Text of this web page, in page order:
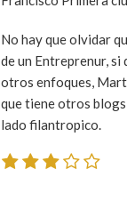
No hay que olvidar
de un Entreprenur, si
otros enfoques,
que tiene otros
lado filantropico.